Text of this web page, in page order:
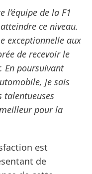
l’équipe de la F1
ce niveau.
exceptionnelle aux
de recevoir le
En poursuivant
je sais
talentueuses
pour la
est
de